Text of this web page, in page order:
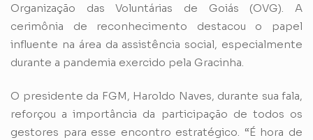
Organização das Voluntárias de Goiás (OVG). A
cerimônia de reconhecimento destacou o papel
influente na área da assistência social, especialmente
durante a pandemia exercido pela Gracinha.
O presidente da FGM, Haroldo Naves, durante sua fala,
reforçou a importância da participação de todos os
gestores para esse encontro estratégico. “É hora de